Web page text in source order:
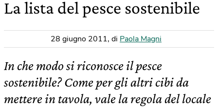
La lista del pesce sostenibile
28 giugno 2011, di Paola Magni
In che modo si riconosce il pesce
sostenibile? Come per gli altri cibi da
mettere in tavola, vale la regola del locale